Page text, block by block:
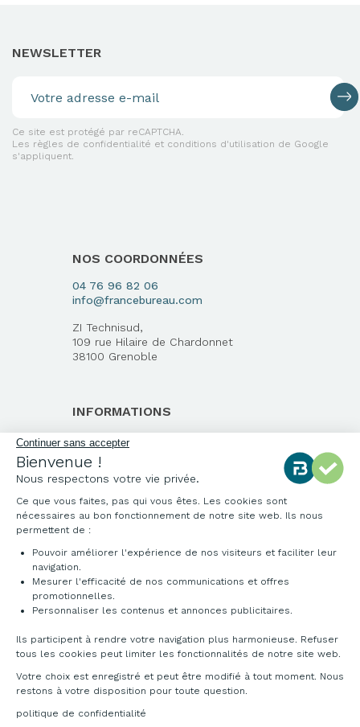
Continuer sans accepter
Bienvenue !
Nous respectons votre vie privée.
Ce que vous faites, pas qui vous êtes. Les cookies sont
nécessaires au bon fonctionnement de notre site web. Ils nous
permettent de :
Pouvoir améliorer l'expérience de nos visiteurs et faciliter leur
navigation.
Mesurer l'efficacité de nos communications et offres
promotionnelles.
Personnaliser les contenus et annonces publicitaires.
Ils participent à rendre votre navigation plus harmonieuse. Refuser
tous les cookies peut limiter les fonctionnalités de notre site web.
Votre choix est enregistré et peut être modifié à tout moment. Nous
restons à votre disposition pour toute question.
politique de confidentialité
NEWSLETTER
Ce site est protégé par reCAPTCHA.
Les règles de confidentialité et conditions d'utilisation de Google
s'appliquent.
NOS COORDONNÉES
04 76 96 82 06
info@francebureau.com
ZI Technisud,
109 rue Hilaire de Chardonnet
38100 Grenoble
INFORMATIONS
Qui sommes-nous ?
Notre charte qualité
Environnement
Origine des produits
Livraison et installation